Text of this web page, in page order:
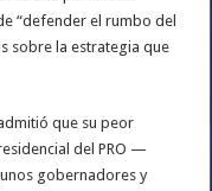
“defender el rumbo del
sobre la estrategia que
que su peor
del PRO —
gobernadores y